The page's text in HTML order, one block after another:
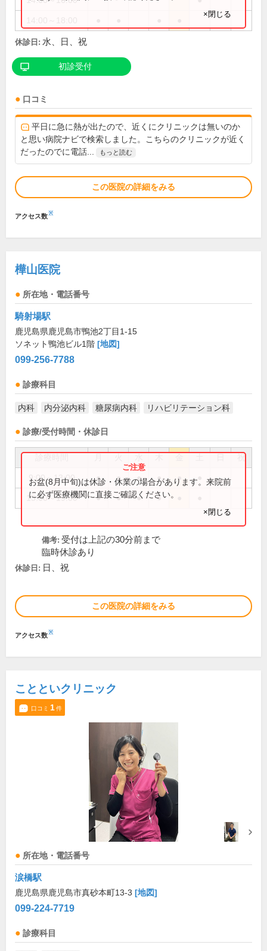
×閉じる
休診日: 水、日、祝
初診受付
口コミ
平日に急に熱が出たので、近くにクリニックは無いのか
と思い病院ナビで検索しました。こちらのクリニックが近く
だったのでに電話...
もっと読む
この医院の詳細をみる
アクセス数※
樺山医院
所在地・電話番号
騎射場駅
鹿児島県鹿児島市鴨池2丁目1-15
ソネット鴨池ビル1階 [地図]
099-256-7788
診療科目
内科 内分泌内科 糖尿病内科 リハビリテーション科
診療/受付時間・休診日
祝
9:00～13:00 ● ● ● ● ●
15:00～19:00 ● ● ● ●
お盆(8月中旬)は休診・休業の場合があります。来院前
に必ず医療機関に直接ご確認ください。
×閉じる
備考: 受付は上記の30分前まで
臨時休診あり
休診日: 日、祝
この医院の詳細をみる
アクセス数※
ことといクリニック
口コミ 1件
所在地・電話番号
涙橋駅
鹿児島県鹿児島市真砂本町13-3 [地図]
099-224-7719
診療科目